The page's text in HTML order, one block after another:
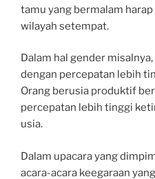
tamu yang bermalam
wilayah setempat.
Dalam hal gender
dengan percepatan lebih
Orang berusia produktif
percepatan lebih tinggi
usia.
Dalam upacara yang
acara-acara keegaraan